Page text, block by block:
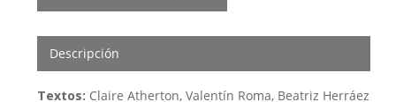
Descripción
Textos: Claire Atherton, Valentín Roma, Beatriz Herráez